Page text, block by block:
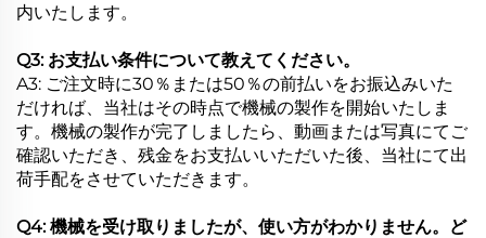
内いたします。
Q3: お支払い条件について教えてください。
A3: ご注文時に30％または50％の前払いをお振込みいた
だければ、当社はその時点で機械の製作を開始いたしま
す。機械の製作が完了しましたら、動画または写真にてご
確認いただき、残金をお支払いいただいた後、当社にて出
荷手配をさせていただきます。
Q4: 機械を受け取りましたが、使い方がわかりません。ど